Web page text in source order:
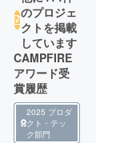
のプロジェ
クトを掲載
しています
CAMPFIRE
アワード受
賞履歴
2025 プロダ
クト・テッ
ク部門